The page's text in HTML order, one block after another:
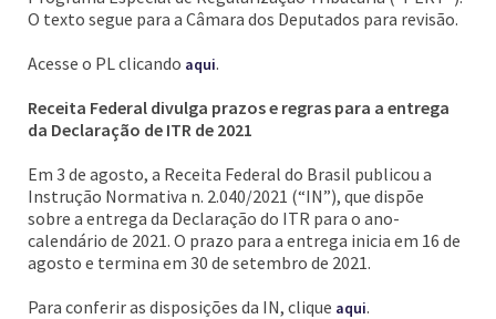
O texto segue para a Câmara dos Deputados para revisão.
Acesse o PL clicando aqui.
Receita Federal divulga prazos e regras para a entrega
da Declaração de ITR de 2021
Em 3 de agosto, a Receita Federal do Brasil publicou a
Instrução Normativa n. 2.040/2021 (“IN”), que dispõe
sobre a entrega da Declaração do ITR para o ano-
calendário de 2021. O prazo para a entrega inicia em 16 de
agosto e termina em 30 de setembro de 2021.
Para conferir as disposições da IN, clique aqui.